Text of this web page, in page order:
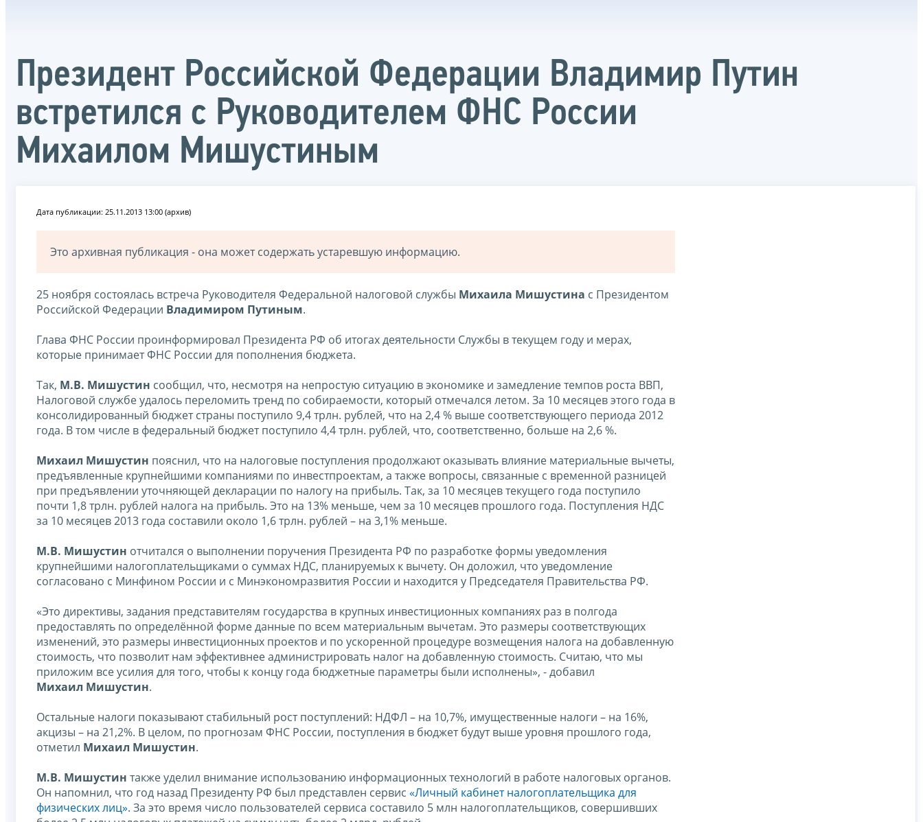
Президент Российской Федерации Владимир Путин
встретился с Руководителем ФНС России
Михаилом Мишустиным
Дата публикации: 25.11.2013 13:00 (архив)
Это архивная публикация - она может содержать устаревшую информацию.
25 ноября состоялась встреча Руководителя Федеральной налоговой службы Михаила Мишустина с Президентом
Российской Федерации Владимиром Путиным.
Глава ФНС России проинформировал Президента РФ об итогах деятельности Службы в текущем году и мерах,
которые принимает ФНС России для пополнения бюджета.
Так, М.В. Мишустин сообщил, что, несмотря на непростую ситуацию в экономике и замедление темпов роста ВВП,
Налоговой службе удалось переломить тренд по собираемости, который отмечался летом. За 10 месяцев этого года в
консолидированный бюджет страны поступило 9,4 трлн. рублей, что на 2,4 % выше соответствующего периода 2012
года. В том числе в федеральный бюджет поступило 4,4 трлн. рублей, что, соответственно, больше на 2,6 %.
Михаил Мишустин пояснил, что на налоговые поступления продолжают оказывать влияние материальные вычеты,
предъявленные крупнейшими компаниями по инвестпроектам, а также вопросы, связанные с временной разницей
при предъявлении уточняющей декларации по налогу на прибыль. Так, за 10 месяцев текущего года поступило
почти 1,8 трлн. рублей налога на прибыль. Это на 13% меньше, чем за 10 месяцев прошлого года. Поступления НДС
за 10 месяцев 2013 года составили около 1,6 трлн. рублей – на 3,1% меньше.
М.В. Мишустин отчитался о выполнении поручения Президента РФ по разработке формы уведомления
крупнейшими налогоплательщиками о суммах НДС, планируемых к вычету. Он доложил, что уведомление
согласовано с Минфином России и с Минэкономразвития России и находится у Председателя Правительства РФ.
«Это директивы, задания представителям государства в крупных инвестиционных компаниях раз в полгода
предоставлять по определённой форме данные по всем материальным вычетам. Это размеры соответствующих
изменений, это размеры инвестиционных проектов и по ускоренной процедуре возмещения налога на добавленную
стоимость, что позволит нам эффективнее администрировать налог на добавленную стоимость. Считаю, что мы
приложим все усилия для того, чтобы к концу года бюджетные параметры были исполнены», - добавил
Михаил Мишустин.
Остальные налоги показывают стабильный рост поступлений: НДФЛ – на 10,7%, имущественные налоги – на 16%,
акцизы – на 21,2%. В целом, по прогнозам ФНС России, поступления в бюджет будут выше уровня прошлого года,
отметил Михаил Мишустин.
М.В. Мишустин также уделил внимание использованию информационных технологий в работе налоговых органов.
Он напомнил, что год назад Президенту РФ был представлен сервис «Личный кабинет налогоплательщика для
физических лиц». За это время число пользователей сервиса составило 5 млн налогоплательщиков, совершивших